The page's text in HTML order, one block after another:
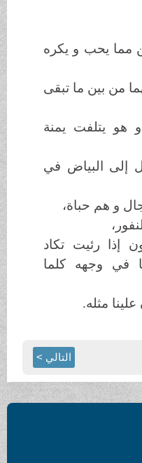
يحب و يكره
من بين ما تبقى
يتلفت يمنة
إلى البياض في
و هم حباة،
،
رئيت تكاد
وجهه كلما
مثله.
التالي >